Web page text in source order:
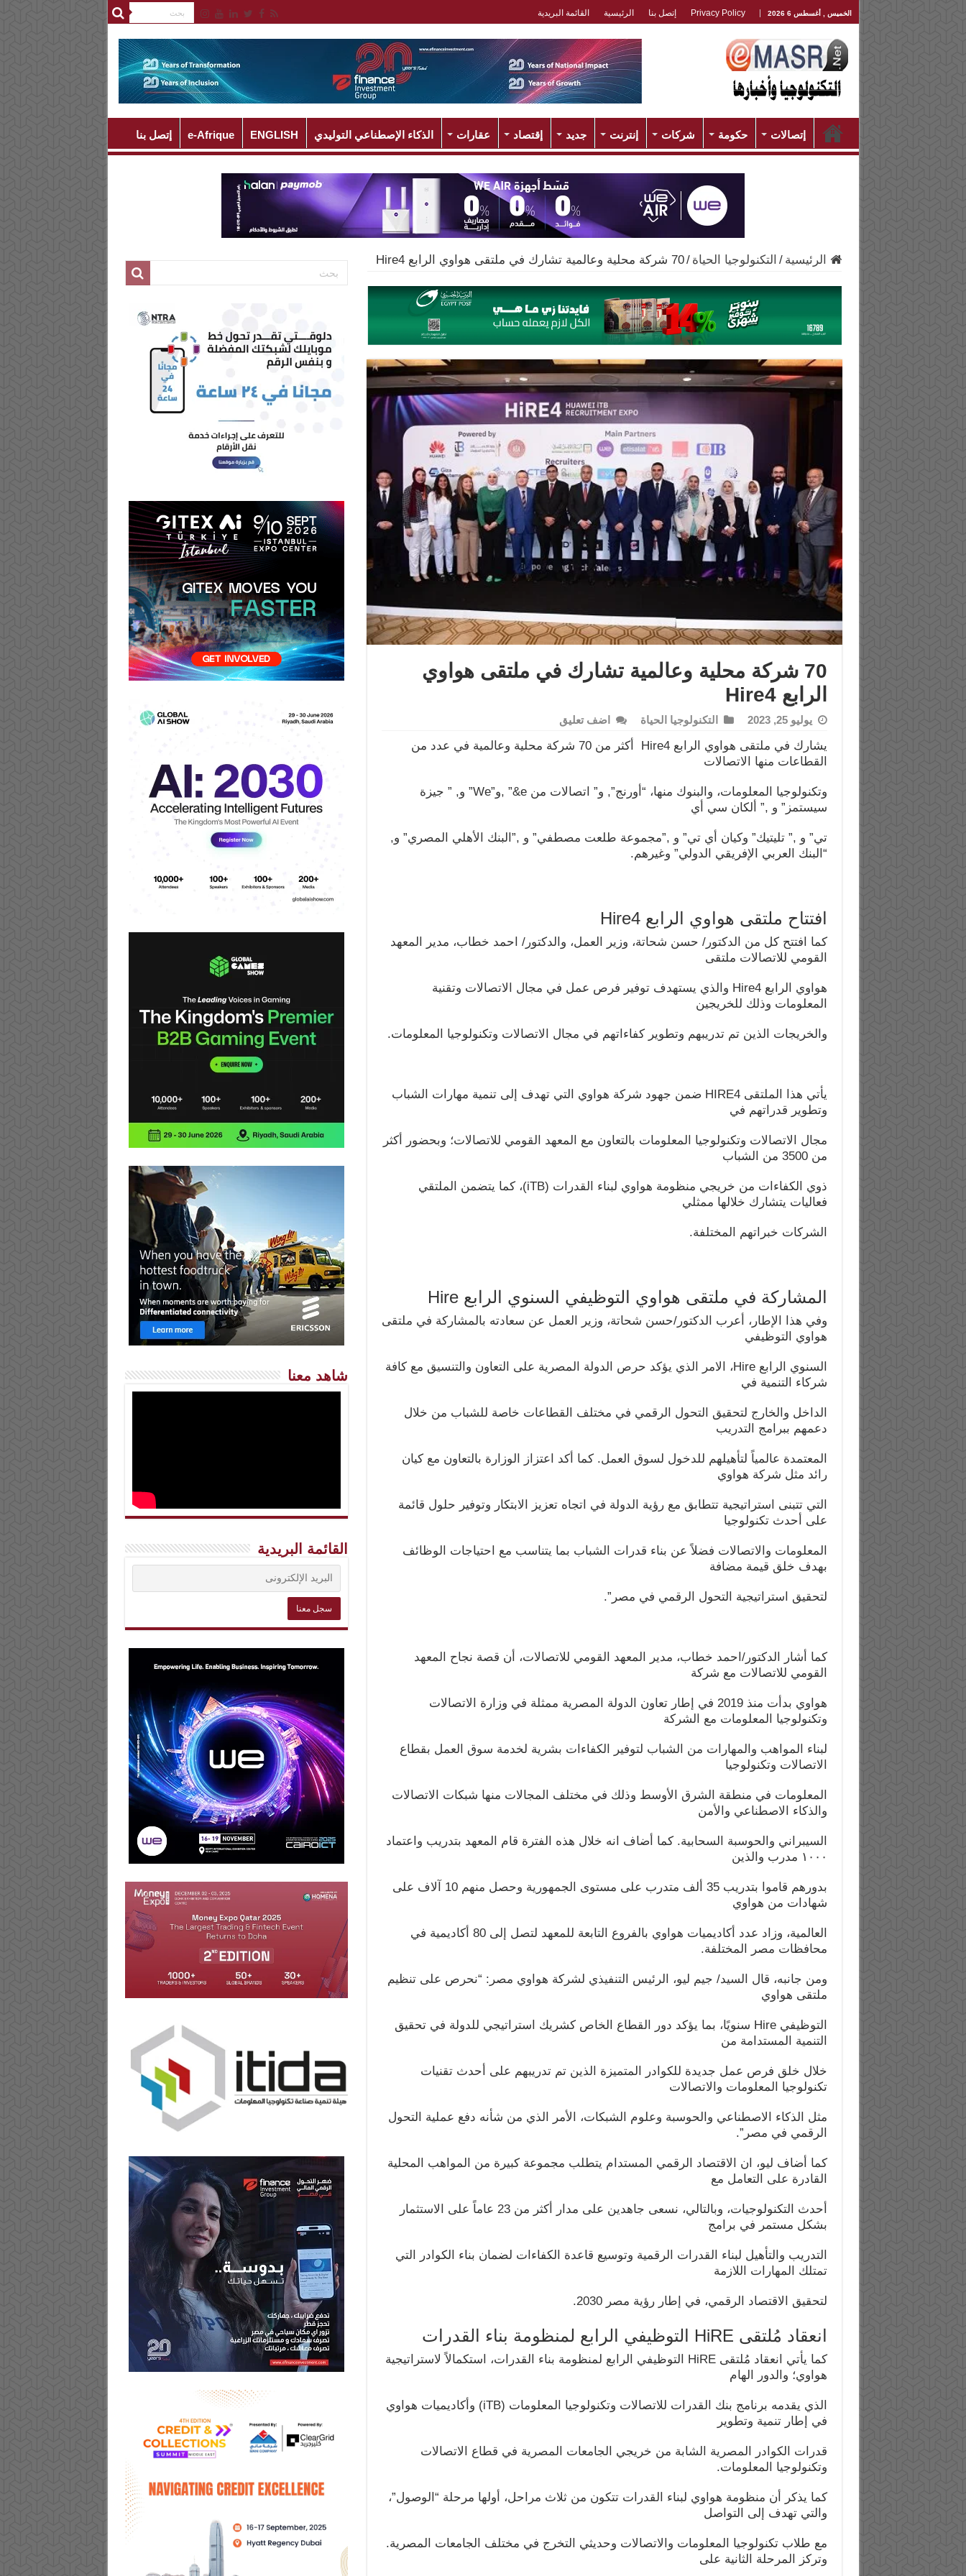
الخميس , أغسطس 6 2026 Privacy Policy إتصل بنا الرئيسية القائمة البريدية
إتصالات حكومة شركات إنترنت جديد إقتصاد عقارات الذكاء الإصطناعي التوليدي ENGLISH
e-Afrique إتصل بنا
الرئيسية / التكنولوجيا الحياة /70 شركة محلية وعالمية تشارك في ملتقى هواوي الرابع Hire4
70 شركة محلية وعالمية تشارك في ملتقى هواوي
الرابع Hire4
يوليو 25, 2023 التكنولوجيا الحياة اضف تعليق
يشارك في ملتقى هواوي الرابع Hire4 أكثر من 70 شركة محلية وعالمية في عدد من
القطاعات منها الاتصالات
وتكنولوجيا المعلومات، والبنوك منها، “أورنج”, و” اتصالات من e&” ,و”We” و, ” جيزة
سيستمز” و ,” ألكان سي أي
تي” و ,” تليتيك” وكيان أي تي” و ,”مجموعة طلعت مصطفي” و ,”البنك الأهلي المصري” و,
“البنك العربي الإفريقي الدولي” وغيرهم.
افتتاح ملتقى هواوي الرابع Hire4
كما افتتح كل من الدكتور/ حسن شحاتة، وزير العمل، والدكتور/ احمد خطاب، مدير المعهد
القومي للاتصالات ملتقى
هواوي الرابع Hire4 والذي يستهدف توفير فرص عمل في مجال الاتصالات وتقنية
المعلومات وذلك للخريجين
والخريجات الذين تم تدريبهم وتطوير كفاءاتهم في مجال الاتصالات وتكنولوجيا المعلومات.
يأتي هذا الملتقى HIRE4 ضمن جهود شركة هواوي التي تهدف إلى تنمية مهارات الشباب
وتطوير قدراتهم في
مجال الاتصالات وتكنولوجيا المعلومات بالتعاون مع المعهد القومي للاتصالات؛ وبحضور أكثر
من 3500 من الشباب
ذوي الكفاءات من خريجي منظومة هواوي لبناء القدرات (iTB)، كما يتضمن الملتقي
فعاليات يتشارك خلالها ممثلي
الشركات خبراتهم المختلفة.
المشاركة في ملتقى هواوي التوظيفي السنوي الرابع Hire
وفي هذا الإطار، أعرب الدكتور/حسن شحاتة، وزير العمل عن سعادته بالمشاركة في ملتقى
هواوي التوظيفي
السنوي الرابع Hire، الامر الذي يؤكد حرص الدولة المصرية على التعاون والتنسيق مع كافة
شركاء التنمية في
الداخل والخارج لتحقيق التحول الرقمي في مختلف القطاعات خاصة للشباب من خلال
دعمهم ببرامج التدريب
المعتمدة عالمياً لتأهيلهم للدخول لسوق العمل. كما أكد اعتزاز الوزارة بالتعاون مع كيان
رائد مثل شركة هواوي
التي تتبنى استراتيجية تتطابق مع رؤية الدولة في اتجاه تعزيز الابتكار وتوفير حلول قائمة
على أحدث تكنولوجيا
المعلومات والاتصالات فضلاً عن بناء قدرات الشباب بما يتناسب مع احتياجات الوظائف
بهدف خلق قيمة مضافة
لتحقيق استراتيجية التحول الرقمي في مصر”.
كما أشار الدكتور/احمد خطاب، مدير المعهد القومي للاتصالات، أن قصة نجاح المعهد
القومي للاتصالات مع شركة
هواوي بدأت منذ 2019 في إطار تعاون الدولة المصرية ممثلة في وزارة الاتصالات
وتكنولوجيا المعلومات مع الشركة
لبناء المواهب والمهارات من الشباب لتوفير الكفاءات بشرية لخدمة سوق العمل بقطاع
الاتصالات وتكنولوجيا
المعلومات في منطقة الشرق الأوسط وذلك في مختلف المجالات منها شبكات الاتصالات
والذكاء الاصطناعي والأمن
السيبراني والحوسبة السحابية. كما أضاف انه خلال هذه الفترة قام المعهد بتدريب واعتماد
١٠٠٠ مدرب والذين
بدورهم قاموا بتدريب 35 ألف متدرب على مستوى الجمهورية وحصل منهم 10 آلاف على
شهادات من هواوي
العالمية، وزاد عدد أكاديميات هواوي بالفروع التابعة للمعهد لتصل إلى 80 أكاديمية في
محافظات مصر المختلفة.
ومن جانبه، قال السيد/ جيم ليو، الرئيس التنفيذي لشركة هواوي مصر: “نحرص على تنظيم
ملتقى هواوي
التوظيفي Hire سنويًا، بما يؤكد دور القطاع الخاص كشريك استراتيجي للدولة في تحقيق
التنمية المستدامة من
خلال خلق فرص عمل جديدة للكوادر المتميزة الذين تم تدريبهم على أحدث تقنيات
تكنولوجيا المعلومات والاتصالات
مثل الذكاء الاصطناعي والحوسبة وعلوم الشبكات، الأمر الذي من شأنه دفع عملية التحول
الرقمي في مصر”.
كما أضاف ليو، ان الاقتصاد الرقمي المستدام يتطلب مجموعة كبيرة من المواهب المحلية
القادرة على التعامل مع
أحدث التكنولوجيات، وبالتالي، نسعى جاهدين على مدار أكثر من 23 عاماً على الاستثمار
بشكل مستمر في برامج
التدريب والتأهيل لبناء القدرات الرقمية وتوسيع قاعدة الكفاءات لضمان بناء الكوادر التي
تمتلك المهارات اللازمة
لتحقيق الاقتصاد الرقمي، في إطار رؤية مصر 2030.
انعقاد مُلتقى HiRE التوظيفي الرابع لمنظومة بناء القدرات
كما يأتي انعقاد مُلتقى HiRE التوظيفي الرابع لمنظومة بناء القدرات، استكمالاً لاستراتيجية
هواوي؛ والدور الهام
الذي يقدمه برنامج بنك القدرات للاتصالات وتكنولوجيا المعلومات (iTB) وأكاديميات هواوي
في إطار تنمية وتطوير
قدرات الكوادر المصرية الشابة من خريجي الجامعات المصرية في قطاع الاتصالات
وتكنولوجيا المعلومات.
كما يذكر أن منظومة هواوي لبناء القدرات تتكون من ثلاث مراحل، أولها مرحلة “الوصول”،
والتي تهدف إلى التواصل
مع طلاب تكنولوجيا المعلومات والاتصالات وحديثي التخرج في مختلف الجامعات المصرية.
وتركز المرحلة الثانية على
شاهد معنا
القائمة البريدية